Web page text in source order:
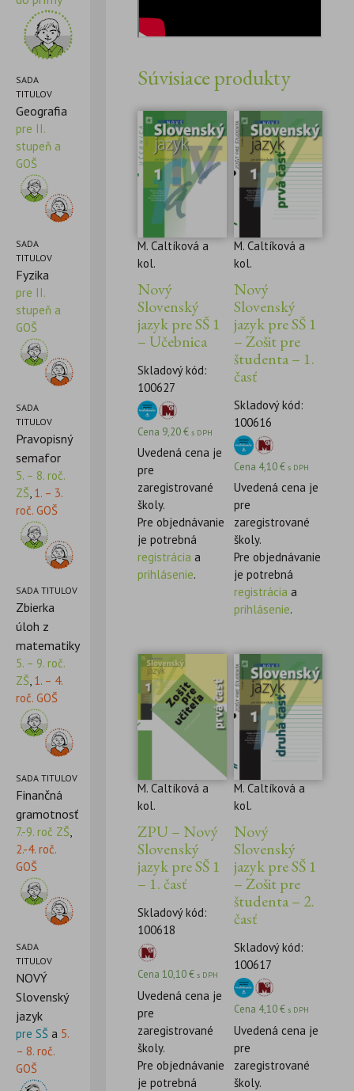
SADA
TITULOV
Geografia
pre II.
stupeň a
GOŠ
SADA
TITULOV
Fyzika
pre II.
stupeň a
GOŠ
SADA
TITULOV
Pravopisný
semafor
5. – 8. roč.
ZŠ,1. – 3.
roč. GOŠ
SADA TITULOV
Zbierka
úloh z
matematiky
5. – 9. roč.
ZŠ, 1. – 4.
roč. GOŠ
SADA TITULOV
Finančná
gramotnosť
7.-9. roč ZŠ,
2.-4. roč.
GOŠ
SADA
TITULOV
NOVÝ
Slovenský
jazyk
pre SŠ a 5.
– 8. roč.
GOŠ
Súvisiace produkty
M. Caltíková a
kol.
Nový
Slovenský
jazyk pre SŠ 1
– Učebnica
Skladový kód:
100627
Cena 9,20€ s DPH
Uvedená cena je
pre
zaregistrované
školy.
Pre objednávanie
je potrebná
registrácia a
prihlásenie.
M. Caltíková a
kol.
Nový
Slovenský
jazyk pre SŠ 1
– Zošit pre
študenta – 1.
časť
Skladový kód:
100616
Cena 4,10€ s DPH
Uvedená cena je
pre
zaregistrované
školy.
Pre objednávanie
je potrebná
registrácia a
prihlásenie.
M. Caltíková a
kol.
ZPU – Nový
Slovenský
jazyk pre SŠ 1
– 1. časť
Skladový kód:
100618
Cena10,10€ s DPH
Uvedená cena je
pre
zaregistrované
školy.
Pre objednávanie
je potrebná
M. Caltíková a
kol.
Nový
Slovenský
jazyk pre SŠ 1
– Zošit pre
študenta – 2.
časť
Skladový kód:
100617
Cena 4,10€ s DPH
Uvedená cena je
pre
zaregistrované
školy.